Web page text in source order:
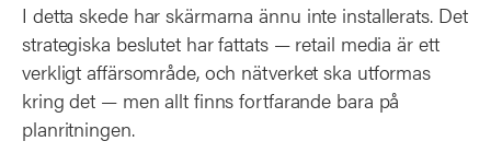
I detta skede har skärmarna ännu inte installerats. Det
strategiska beslutet har fattats — retail media är ett
verkligt affärsområde, och nätverket ska utformas
kring det — men allt finns fortfarande bara på
planritningen.